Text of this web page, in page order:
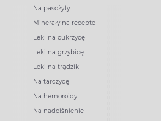
Na pasożyty
Minerały na receptę
Leki na cukrzycę
Leki na grzybicę
Leki na trądzik
Na tarczycę
Na hemoroidy
Na nadciśnienie